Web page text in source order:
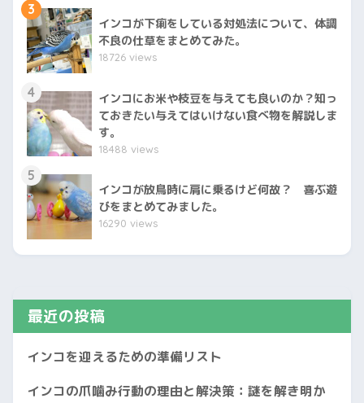
3
インコが下痢をしている対処法について、体調
不良の仕草をまとめてみた。
18726 views
4
インコにお米や枝豆を与えても良いのか？知っ
ておきたい与えてはいけない食べ物を解説しま
す。
18488 views
5
インコが放鳥時に肩に乗るけど何故？ 喜ぶ遊
びをまとめてみました。
16290 views
最近の投稿
インコを迎えるための準備リスト
インコの爪噛み行動の理由と解決策：謎を解き明か